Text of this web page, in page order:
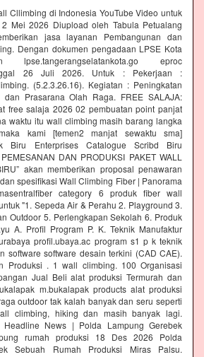
Cllimbing di Indonesia YouTube Video untuk
Mei 2026 Diupload oleh Tabula Petualang
jasa layanan Pembangunan dan
Dengan dokumen pengadaan LPSE Kota
lpse.tangerangselatankota.go eproc
26 Juli 2026. Untuk : Pekerjaan :
(5.2.3.26.16). Kegiatan : Peningkatan
dan Prasarana Olah Raga. FREE SALAJA:
free salaja 2026 02 pembuatan point panjat
waktu itu wall climbing masih barang langka
kami [temen2 manjat sewaktu sma]
Biru Enterprises Catalogue Scribd Biru
DAN PRODUKSI PAKET WALL
akan memberikan proposal penawaran
spesifikasi Wall Climbing Fiber | Panorama
category 6 produk fiber wall
"1. Sepeda Air & Perahu 2. Playground 3.
Outdoor 5. Perlengkapan Sekolah 6. Produk
A. Profil Program P. K. Teknik Manufaktur
profil.ubaya.ac program s1 p k teknik
software software desain terkini (CAD CAE).
Produksi . 1 wall climbing. 100 Organisasi
Jual Beli alat produksi Termurah dan
m.bukalapak products alat produksi
outdoor tak kalah banyak dan seru seperti
climbing, hiking dan masih banyak lagi.
News | Polda Lampung Gerebek
rumah produksi 18 Des 2026 Polda
Sebuah Rumah Produksi Miras Palsu.